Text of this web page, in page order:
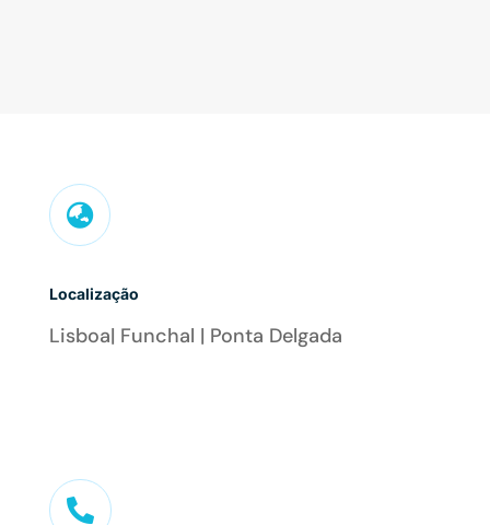

Localização
Lisboa| Funchal | Ponta Delgada
